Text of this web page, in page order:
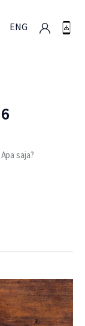
ENG
saja?